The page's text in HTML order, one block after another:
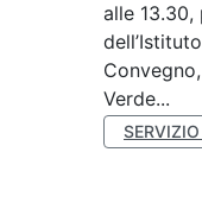
alle 13.30,
Verde...